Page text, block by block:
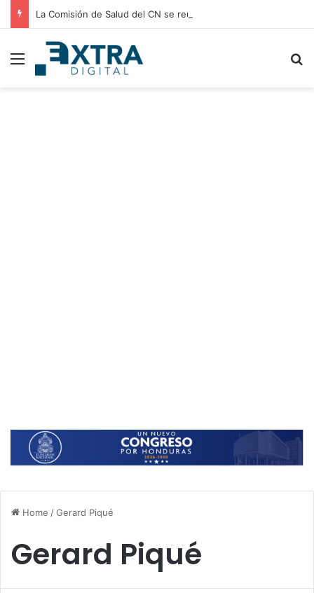
Menu
Home /Gerard Piqué
Gerard Piqué